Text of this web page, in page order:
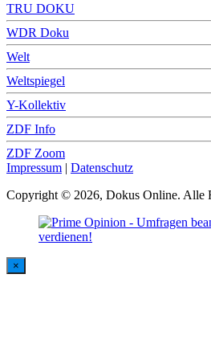
TRU DOKU
WDR Doku
Welt
Weltspiegel
Y-Kollektiv
ZDF Info
ZDF Zoom
Impressum | Datenschutz
Copyright © 2026, Dokus Online. Alle
×